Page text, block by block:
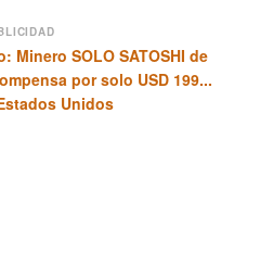
Minero SOLO SATOSHI de
por solo USD 199...
Unidos